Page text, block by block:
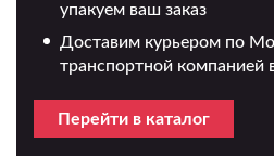
упакуем ваш заказ
Доставим курьером по
транспортной компанией
Перейти в каталог